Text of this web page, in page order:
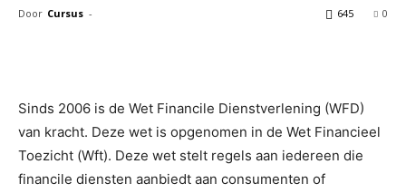
Door Cursus - 0
645
Sinds 2006 is de Wet Financile Dienstverlening (WFD)
van kracht. Deze wet is opgenomen in de Wet Financieel
Toezicht (Wft). Deze wet stelt regels aan iedereen die
financile diensten aanbiedt aan consumenten of